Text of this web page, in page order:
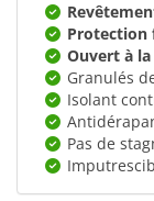
Protection
Ouvert à
Granulés
Isolant
Pas de